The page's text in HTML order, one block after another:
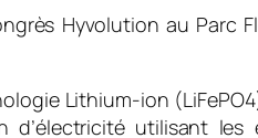
Hyvolution au Parc
Lithium-ion
utilisant les